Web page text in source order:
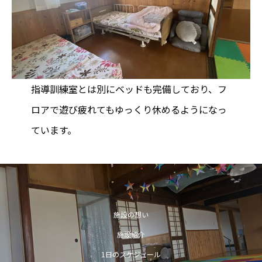
指導訓練室とは別にベッドも完備しており、フ
ロアで遊び疲れてもゆっくり休めるようになっ
ています。
施設の想い
施設紹介
1日のスケジュール